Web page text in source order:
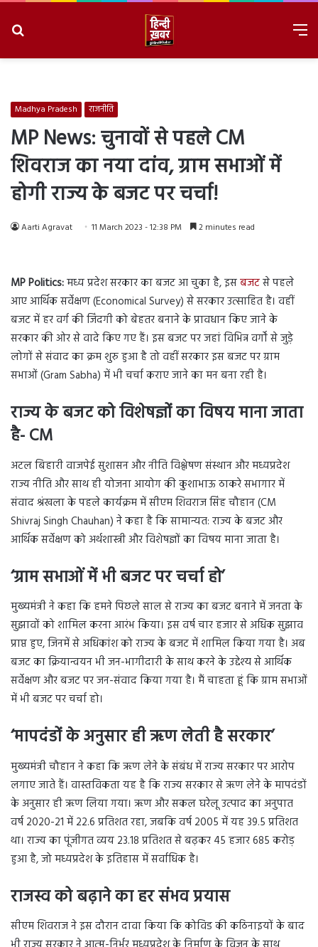
Madhya Pradesh राजनीति
MP News: चुनावों से पहलेCM
शिवराज का नया दांव,ग्राम सभाओं में
होगी राज्य के बजट पर चर्चा!
Aarti Agravat 11 March 2023 - 12:38 PM 2 minutes read
MP Politics:मध्य प्रदेश सरकार का बजट आ चुका है, इसबजटसे पहले
आए आर्थिक सर्वेक्षण (Economical Survey) से सरकार उत्साहित है। वहीं
बजट में हर वर्ग की जिंदगी को बेहतर बनाने के प्रावधान किए जाने के
सरकार की ओर से वादे किए गए हैं। इस बजट पर जहां विभिन्न वर्गों से जुड़े
लोगों से संवाद का क्रम शुरु हुआ है तो वहीं सरकार इस बजट पर ग्राम
सभाओं (Gram Sabha) में भी चर्चा कराए जाने का मन बना रही है।
राज्य के बजट को विशेषज्ञों का विषय माना जाता
है-CM
अटल बिहारी वाजपेई सुशासन और नीति विश्लेषण संस्थान और मध्यप्रदेश
राज्य नीति और साथ ही योजना आयोग की कुशाभाऊ ठाकरे सभागार में
संवाद श्रंखला के पहले कार्यक्रम में सीएम शिवराज सिंह चौहान (CM
Shivraj Singh Chauhan) ने कहा है कि सामान्यत: राज्य के बजट और
आर्थिक सर्वेक्षण को अर्थशास्त्री और विशेषज्ञों का विषय माना जाता है।
‘ग्राम सभाओं में भी बजट पर चर्चा हो’
मुख्यमंत्री ने कहा कि हमने पिछले साल से राज्य का बजट बनाने में जनता के
सुझावों को शामिल करना आरंभ किया। इस वर्ष चार हजार से अधिक सुझाव
प्राप्त हुए, जिनमें से अधिकांश को राज्य के बजट में शामिल किया गया है। अब
बजट का क्रियान्वयन भी जन-भागीदारी के साथ करने के उद्देश्य से आर्थिक
सर्वेक्षण और बजट पर जन-संवाद किया गया है। मैं चाहता हूं कि ग्राम सभाओं
में भी बजट पर चर्चा हो।
‘मापदंडों के अनुसार ही ऋण लेती है सरकार’
मुख्यमंत्री चौहान ने कहा कि ऋण लेने के संबंध में राज्य सरकार पर आरोप
लगाए जाते हैं। वास्तविकता यह है कि राज्य सरकार से ऋण लेने के मापदंडों
के अनुसार ही ऋण लिया गया। ऋण और सकल घरेलू उत्पाद का अनुपात
वर्ष 2020-21 में 22.6 प्रतिशत रहा, जबकि वर्ष 2005 में यह 39.5 प्रतिशत
था। राज्य का पूंजीगत व्यय 23.18 प्रतिशत से बढ़कर 45 हजार 685 करोड़
हुआ है, जो मध्यप्रदेश के इतिहास में सर्वाधिक है।
राजस्व को बढ़ाने का हर संभव प्रयास
सीएम शिवराज ने इस दौरान दावा किया कि कोविड की कठिनाइयों के बाद